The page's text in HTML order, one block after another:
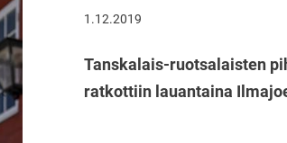
1.12.2019
Tanskalais-ruotsalaisten
ratkottiin lauantaina